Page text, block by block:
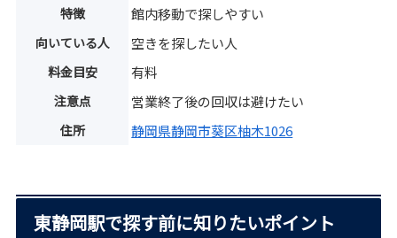
特徴 館内移動で探しやすい
向いている人 空きを探したい人
料金目安 有料
注意点 営業終了後の回収は避けたい
住所 静岡県静岡市葵区柚木1026
東静岡駅で探す前に知りたいポイント